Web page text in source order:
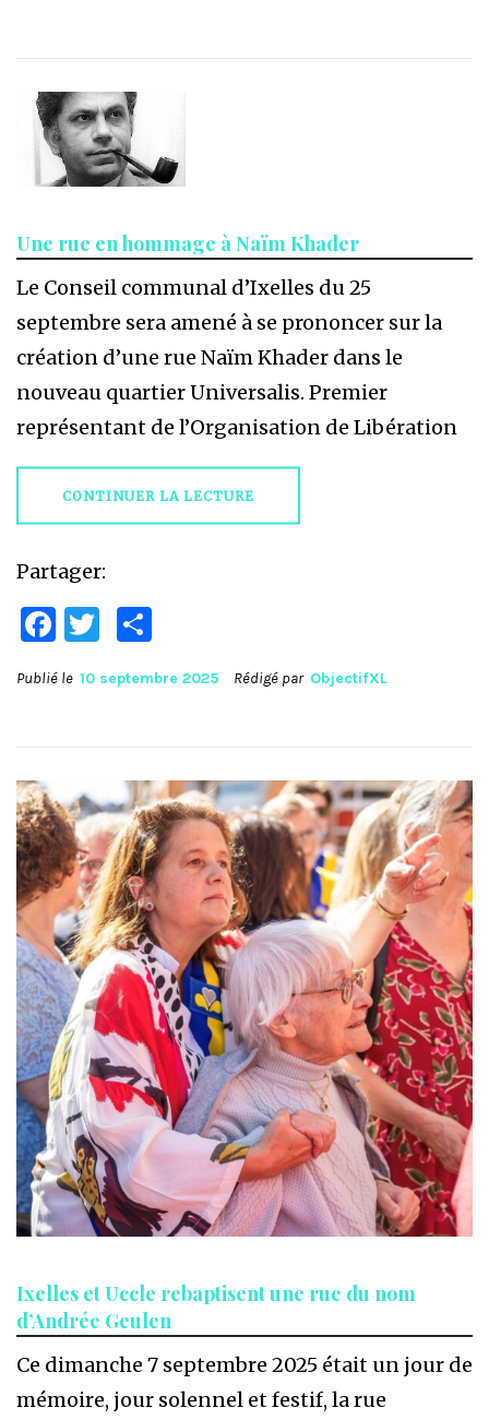
Une rue en hommage à Naïm Khader
Le Conseil communal d’Ixelles du 25
septembre sera amené à se prononcer sur la
création d’une rue Naïm Khader dans le
nouveau quartier Universalis. Premier
représentant de l’Organisation de Libération
CONTINUER LA LECTURE
Partager:
Facebook
Twitter
Publié le 10 septembre 2025 Rédigé par ObjectifXL
Ixelles et Uccle rebaptisent une rue du nom
d’Andrée Geulen
Ce dimanche 7 septembre 2025 était un jour de
mémoire, jour solennel et festif, la rue